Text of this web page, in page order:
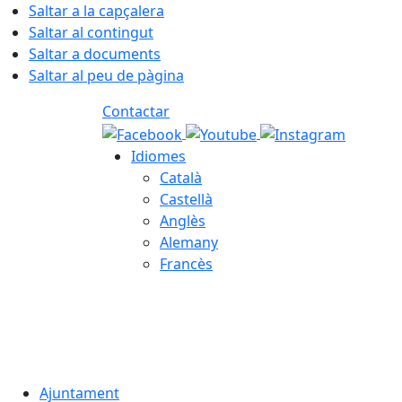
Saltar a la capçalera
Saltar al contingut
Saltar a documents
Saltar al peu de pàgina
Contactar
Idiomes
Català
Castellà
Anglès
Alemany
Francès
Ajuntament